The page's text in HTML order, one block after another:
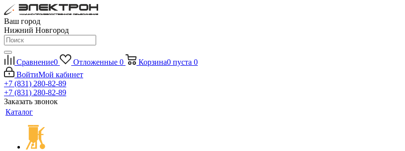
Ваш город
Нижний Новгород
Сравнение0 Отложенные 0 Корзина0 пуста 0
ВойтиМой кабинет
+7 (831) 280-82-89
+7 (831) 280-82-89
Заказать звонок
Каталог